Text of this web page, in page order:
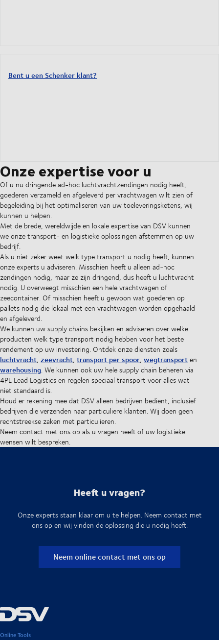
Bent u een Schenker klant?
Onze expertise voor u
Of u nu dringende ad-hoc luchtvrachtzendingen nodig heeft,
goederen verzameld en afgeleverd per vrachtwagen wilt zien of
begeleiding bij het optimaliseren van uw toeleveringsketens, wij
kunnen u helpen.
Met de brede, wereldwijde en lokale expertise van DSV kunnen
we onze transport- en logistieke oplossingen afstemmen op uw
bedrijf.
Als u niet zeker weet welk type transport u nodig heeft, kunnen
onze experts u adviseren. Misschien heeft u alleen ad-hoc
zendingen nodig, maar ze zijn dringend, dus heeft u luchtvracht
nodig. U overweegt misschien een hele vrachtwagen of
zeecontainer. Of misschien heeft u gewoon wat goederen op
pallets nodig die lokaal met een vrachtwagen worden opgehaald
en afgeleverd.
We kunnen uw supply chains bekijken en adviseren over welke
producten welk type transport nodig hebben voor het beste
rendement op uw investering. Ontdek onze diensten zoals
luchtvracht, zeevracht, transport per spoor, wegtransporten
warehousing. We kunnen ook uw hele supply chain beheren via
4PL Lead Logistics en regelen speciaal transport voor alles wat
niet standaard is.
Houd er rekening mee dat DSV alleen bedrijven bedient, inclusief
bedrijven die verzenden naar particuliere klanten. Wij doen geen
rechtstreekse zaken met particulieren.
Neem contact met ons op als u vragen heeft of uw logistieke
wensen wilt bespreken.
Heeft u vragen?
Onze experts staan klaar om u te helpen. Neem contact met
ons op en wij vinden de oplossing die u nodig heeft.
Neem online contact met ons op
Online Tools